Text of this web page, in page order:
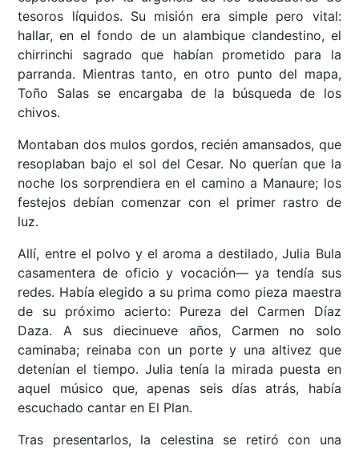
tesoros líquidos. Su misión era simple pero vital:
hallar, en el fondo de un alambique clandestino, el
chirrinchi sagrado que habían prometido para la
parranda. Mientras tanto, en otro punto del mapa,
Toño Salas se encargaba de la búsqueda de los
chivos.
Montaban dos mulos gordos, recién amansados, que
resoplaban bajo el sol del Cesar. No querían que la
noche los sorprendiera en el camino a Manaure; los
festejos debían comenzar con el primer rastro de
luz.
Allí, entre el polvo y el aroma a destilado, Julia Bula
casamentera de oficio y vocación— ya tendía sus
redes. Había elegido a su prima como pieza maestra
de su próximo acierto: Pureza del Carmen Díaz
Daza. A sus diecinueve años, Carmen no solo
caminaba; reinaba con un porte y una altivez que
detenían el tiempo. Julia tenía la mirada puesta en
aquel músico que, apenas seis días atrás, había
escuchado cantar en El Plan.
Tras presentarlos, la celestina se retiró con una